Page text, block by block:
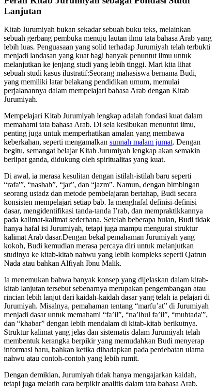
Lanjutan
Kitab Jurumiyah bukan sekadar sebuah buku teks, melainkan
sebuah gerbang pembuka menuju lautan ilmu tata bahasa Arab yang
lebih luas. Penguasaan yang solid terhadap Jurumiyah telah terbukti
menjadi landasan yang kuat bagi banyak penuntut ilmu untuk
melanjutkan ke jenjang studi yang lebih tinggi. Mari kita lihat
sebuah studi kasus ilustratif:Seorang mahasiswa bernama Budi,
yang memiliki latar belakang pendidikan umum, memulai
perjalanannya dalam mempelajari bahasa Arab dengan Kitab
Jurumiyah.
Mempelajari Kitab Jurumiyah lengkap adalah fondasi kuat dalam
memahami tata bahasa Arab. Di sela kesibukan menuntut ilmu,
penting juga untuk memperhatikan amalan yang membawa
keberkahan, seperti mengamalkan sunnah malam jumat. Dengan
begitu, semangat belajar Kitab Jurumiyah lengkap akan semakin
berlipat ganda, didukung oleh spiritualitas yang kuat.
Di awal, ia merasa kesulitan dengan istilah-istilah baru seperti
“rafa'”, “nashab”, “jar”, dan “jazm”. Namun, dengan bimbingan
seorang ustadz dan metode pembelajaran bertahap, Budi secara
konsisten mempelajari setiap bab. Ia menghafal definisi-definisi
dasar, mengidentifikasi tanda-tanda I’rab, dan mempraktikkannya
pada kalimat-kalimat sederhana. Setelah beberapa bulan, Budi tidak
hanya hafal isi Jurumiyah, tetapi juga mampu mengurai struktur
kalimat Arab dasar.Dengan bekal pemahaman Jurumiyah yang
kokoh, Budi kemudian merasa percaya diri untuk melanjutkan
studinya ke kitab-kitab nahwu yang lebih kompleks seperti Qatrun
Nada atau bahkan Alfiyah Ibnu Malik.
Ia menemukan bahwa banyak konsep yang dijelaskan dalam kitab-
kitab lanjutan tersebut sebenarnya merupakan pengembangan atau
rincian lebih lanjut dari kaidah-kaidah dasar yang telah ia pelajari di
Jurumiyah. Misalnya, pemahaman tentang “marfu’at” di Jurumiyah
menjadi dasar untuk memahami “fa’il”, “na’ibul fa’il”, “mubtada'”,
dan “khabar” dengan lebih mendalam di kitab-kitab berikutnya.
Struktur kalimat yang jelas dan sistematis dalam Jurumiyah telah
membentuk kerangka berpikir yang memudahkan Budi menyerap
informasi baru, bahkan ketika dihadapkan pada perdebatan ulama
nahwu atau contoh-contoh yang lebih rumit.
Dengan demikian, Jurumiyah tidak hanya mengajarkan kaidah,
tetapi juga melatih cara berpikir analitis dalam tata bahasa Arab.